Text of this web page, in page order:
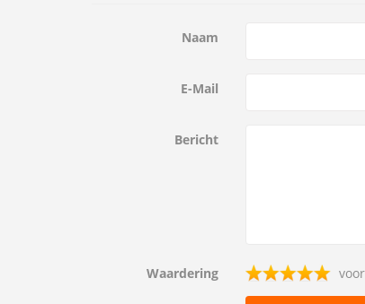
Naam
E-Mail
Bericht
Waardering